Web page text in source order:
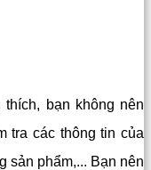
bạn không nên
tra các thông tin của
sản phẩm,... Bạn nên